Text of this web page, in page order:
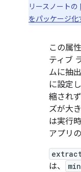
リースノートの
をパッケージ化
この属
ティブ
ムに抽
に設定
縮され
ズが大
は実行
アプリ
は、